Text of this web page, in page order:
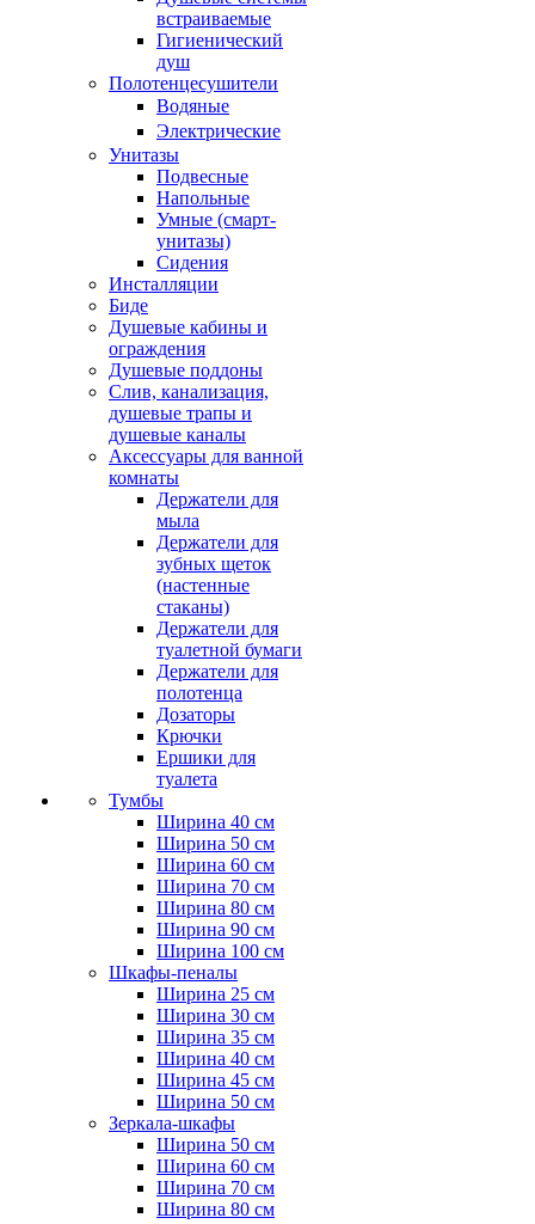
встраиваемые
Гигиенический
душ
Полотенцесушители
ㅤВодяные
ㅤЭлектрические
Унитазы
Подвесные
Напольные
Умные (смарт-
унитазы)
Сидения
Инсталляции
Биде
Душевые кабины и
ограждения
Душевые поддоны
Слив, канализация,
душевые трапы и
душевые каналы
Аксессуары для ванной
комнаты
Держатели для
мыла
Держатели для
зубных щеток
(настенные
стаканы)
Держатели для
туалетной бумаги
Держатели для
полотенца
Дозаторы
Крючки
Ершики для
туалета
Тумбы
Ширина 40 см
Ширина 50 см
Ширина 60 см
Ширина 70 см
Ширина 80 см
Ширина 90 см
Ширина 100 см
Шкафы-пеналы
Ширина 25 см
Ширина 30 см
Ширина 35 см
Ширина 40 см
Ширина 45 см
Ширина 50 см
Зеркала-шкафы
Ширина 50 см
Ширина 60 см
Ширина 70 см
Ширина 80 см